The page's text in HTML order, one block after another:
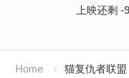
上映还剩 -
Home 猫复仇者联盟